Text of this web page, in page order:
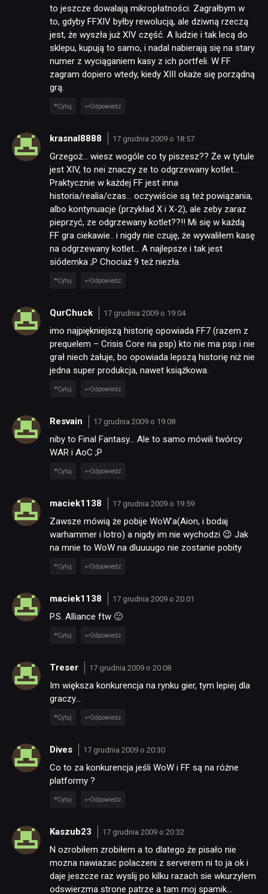
NEWSY
RECENZJE
PUBLICYSTYKA
KULTURA
TECHNOLOGIE
DYSKUSJE
SKLEP
to jeszcze dowalają mikropłatności. Zagrałbym w
to, gdyby FFXIV byłby rewolucją, ale dziwną rzeczą
jest, że wyszła już XIV część. A ludzie i tak lecą do
sklepu, kupują to samo, i nadal nabierają się na stary
numer z wyciąganiem kasy z ich portfeli. W FF
zagram dopiero wtedy, kiedy XIII okaże się porządną
grą.
Cytuj Odpowiedz
krasnal8888 17 grudnia 2009 o 18:57
Grzegoż… wiesz wogóle co ty piszesz?? Że w tytule
jest XIV, to nei znaczy ze to odgrzewany kotlet…
Praktycznie w każdej FF jest inna
historia/realia/czas… oczywiście są też powiązania,
albo kontynuacje (przykład X i X-2), ale zeby zaraz
pieprzyć, ze odgrzewany kotlet??!! Mi się w każdą
FF gra ciekawie.. i nigdy nie czuję, że wywaliłem kasę
na odgrzewany kotlet… A najlepsze i tak jest
siódemka ;P Chociaż 9 też niezła.
Cytuj Odpowiedz
QurChuck 17 grudnia 2009 o 19:04
imo najpiękniejszą historię opowiada FF7 (razem z
prequelem – Crisis Core na psp) kto nie ma psp i nie
grał niech żałuje, bo opowiada lepszą historię niż nie
jedna super produkcja, nawet książkowa.
Cytuj Odpowiedz
Resvain 17 grudnia 2009 o 19:08
niby to Final Fantasy… Ale to samo mówili twórcy
WAR i AoC ;P
Cytuj Odpowiedz
maciek1138 17 grudnia 2009 o 19:59
Zawsze mówią że pobije WoW’a(Aion, i bodaj
warhammer i lotro) a nigdy im nie wychodzi 😉 Jak
na mnie to WoW na dluuuugo nie zostanie pobity
Cytuj Odpowiedz
maciek1138 17 grudnia 2009 o 20:01
P.S. Alliance ftw 🙂
Cytuj Odpowiedz
Treser 17 grudnia 2009 o 20:08
Im większa konkurencja na rynku gier, tym lepiej dla
graczy…
Cytuj Odpowiedz
Dives 17 grudnia 2009 o 20:30
Co to za konkurencja jeśli WoW i FF są na różne
platformy ?
Cytuj Odpowiedz
Kaszub23 17 grudnia 2009 o 20:32
N ozrobiłem zrobiłem a to dlatego że pisało nie
mozna nawiazac polaczeni z serverem ni to ja ok i
daje jeszcze raz wyslij po kilku razach sie wkurzylem
odswierzma strone patrze a tam moj spamik…